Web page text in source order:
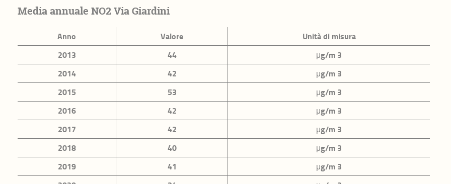
Media annuale NO2 Via Giardini
Anno Valore
Unità di misura
2013
44
μg/m 3
2014
42
μg/m 3
2015
53
μg/m 3
2016
42
μg/m 3
2017
42
μg/m 3
2018
40
μg/m 3
2019
41
μg/m 3
Immigrazione
Occupazione e lavoro Innovazione
equo e sostenibile riferiti alla Provincia
Dominio Istruzione e
formazione
Dominio Lavoro e
conciliazione dei tempi